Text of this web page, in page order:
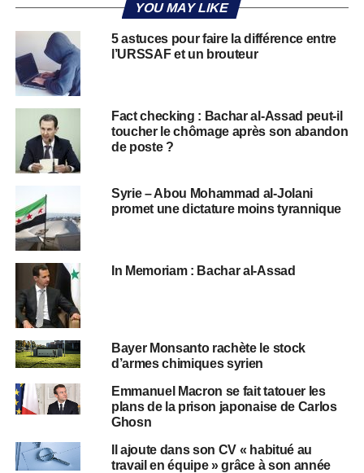
YOU MAY LIKE
5 astuces pour faire la différence entre
l’URSSAF et un brouteur
Fact checking : Bachar al-Assad peut-il
toucher le chômage après son abandon
de poste ?
Syrie – Abou Mohammad al-Jolani
promet une dictature moins tyrannique
In Memoriam : Bachar al-Assad
Bayer Monsanto rachète le stock
d’armes chimiques syrien
Emmanuel Macron se fait tatouer les
plans de la prison japonaise de Carlos
Ghosn
Il ajoute dans son CV « habitué au
travail en équipe » grâce à son année